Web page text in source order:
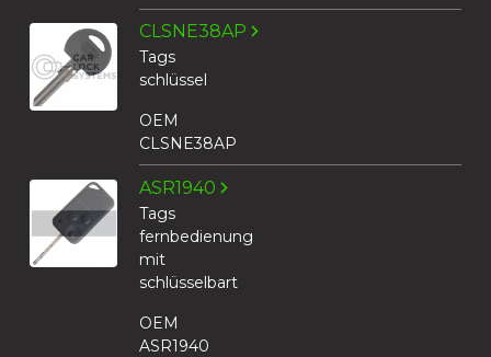
CLSNE38AP
Tags
schlüssel
OEM
CLSNE38AP
ASR1940
Tags
fernbedienung
mit
schlüsselbart
OEM
ASR1940